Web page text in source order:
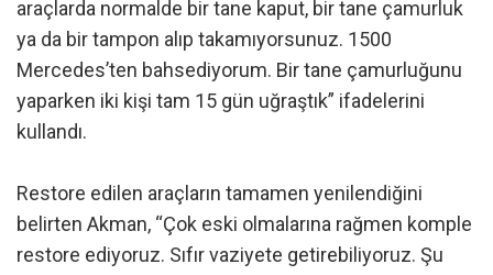
araçlarda normalde bir tane kaput, bir tane çamurluk
ya da bir tampon alıp takamıyorsunuz. 1500
Mercedes’ten bahsediyorum. Bir tane çamurluğunu
yaparken iki kişi tam 15 gün uğraştık” ifadelerini
kullandı.
Restore edilen araçların tamamen yenilendiğini
belirten Akman, “Çok eski olmalarına rağmen komple
restore ediyoruz. Sıfır vaziyete getirebiliyoruz. Şu